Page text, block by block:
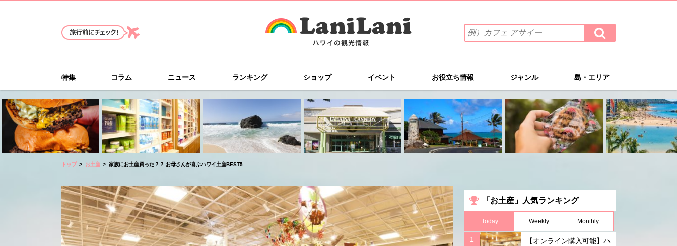
索
ワ
を
入
力
(例）
カ
フ
ェ
イ
ー
検
索
す
特集 コラム ニュース ランキング ショップ イベント お役立ち情報 ジャンル 島・エリア
トップ お土産 家族にお土産買った？？ お母さんが喜ぶハワイ土産BEST5
「お土産」人気ランキング
Today Weekly Monthly
【オンライン購入可能】ハ